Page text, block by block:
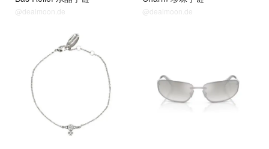
@dealmoon.de @dealmoon.de